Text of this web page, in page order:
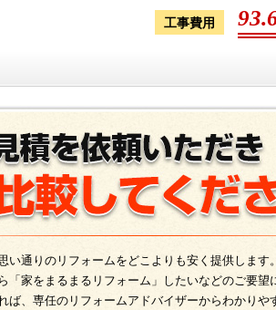
工事費用
い通りのリフォームをどこよりも安く提供します。
「家をまるまるリフォーム」したいなどのご要望
ば、専任のリフォームアドバイザーからわかりや